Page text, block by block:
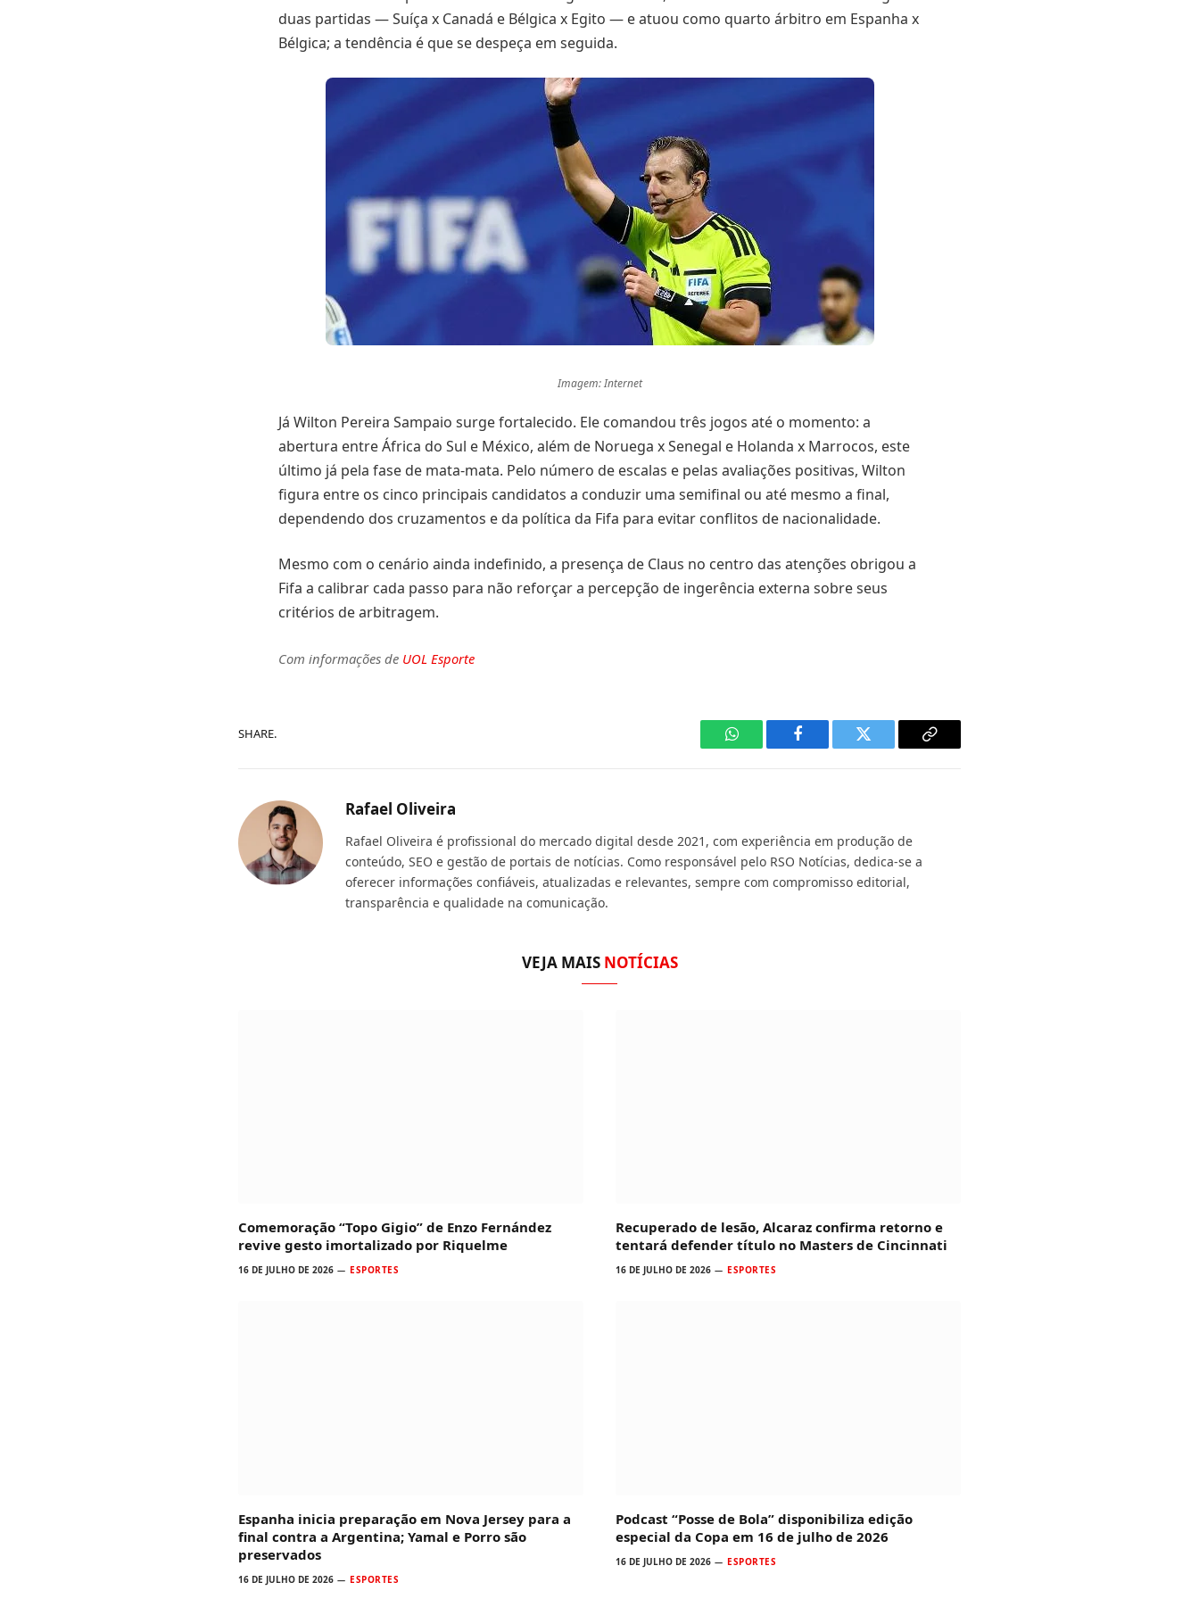
duas partidas — Suíça x Canadá e Bélgica x Egito — e atuou como quarto árbitro em Espanha x
Bélgica; a tendência é que se despeça em seguida.
Imagem: Internet
Já Wilton Pereira Sampaio surge fortalecido. Ele comandou três jogos até o momento: a
abertura entre África do Sul e México, além de Noruega x Senegal e Holanda x Marrocos, este
último já pela fase de mata-mata. Pelo número de escalas e pelas avaliações positivas, Wilton
figura entre os cinco principais candidatos a conduzir uma semifinal ou até mesmo a final,
dependendo dos cruzamentos e da política da Fifa para evitar conflitos de nacionalidade.
Mesmo com o cenário ainda indefinido, a presença de Claus no centro das atenções obrigou a
Fifa a calibrar cada passo para não reforçar a percepção de ingerência externa sobre seus
critérios de arbitragem.
Com informações de UOL Esporte
SHARE.
WhatsAppFacebook Twitter
Copy
Rafael Oliveira
Rafael Oliveira é profissional do mercado digital desde 2021, com experiência em produção de
conteúdo, SEO e gestão de portais de notícias. Como responsável pelo RSO Notícias, dedica-se a
oferecer informações confiáveis, atualizadas e relevantes, sempre com compromisso editorial,
transparência e qualidade na comunicação.
VEJA MAIS NOTÍCIAS
Comemoração “Topo Gigio” de Enzo Fernández
revive gesto imortalizado por Riquelme
16 DE JULHO DE 2026 ESPORTES
Recuperado de lesão, Alcaraz confirma retorno e
tentará defender título no Masters de Cincinnati
16 DE JULHO DE 2026 ESPORTES
Espanha inicia preparação em Nova Jersey para a
final contra a Argentina; Yamal e Porro são
preservados
16 DE JULHO DE 2026 ESPORTES
Podcast “Posse de Bola” disponibiliza edição
especial da Copa em 16 de julho de 2026
16 DE JULHO DE 2026 ESPORTES